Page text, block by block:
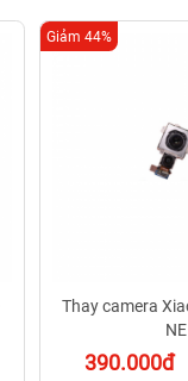
Thay camera
NE
390.000đ
Giảm 44%